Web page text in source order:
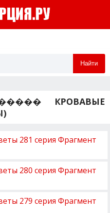
Найти
КРОВАВЫЕ
281 серия Фрагмент
280 серия Фрагмент
279 серия Фрагмент